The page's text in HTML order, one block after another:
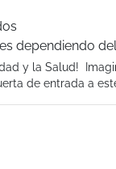
dependiendo
y la Salud!
de entrada a